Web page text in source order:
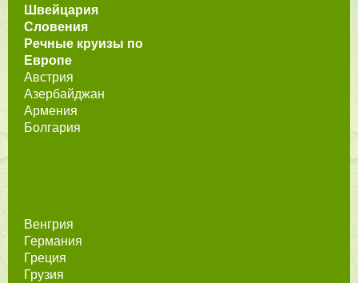
Швейцария
Словения
Речные круизы по
Европе
Австрия
Азербайджан
Армения
Болгария
Венгрия
Германия
Греция
Грузия